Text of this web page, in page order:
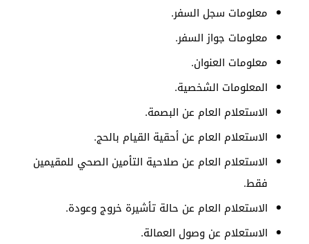
معلومات سجل السفر.
معلومات جواز السفر.
معلومات العنوان.
المعلومات الشخصية.
الاستعلام العام عن البصمة.
الاستعلام العام عن أحقية القيام بالحج.
الاستعلام العام عن صلاحية التأمين الصحي للمقيمين
فقط.
الاستعلام العام عن حالة تأشيرة خروج وعودة.
الاستعلام عن وصول العمالة.